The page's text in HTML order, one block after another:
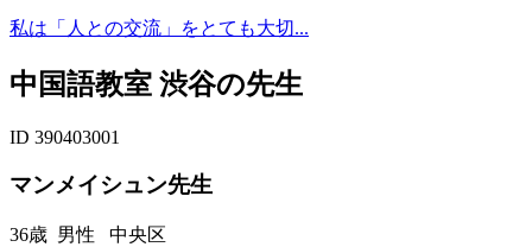
私は「人との交流」をとても大切...
中国語教室 渋谷の先生
ID 390403001
マンメイシュン先生
36歳 男性 中央区